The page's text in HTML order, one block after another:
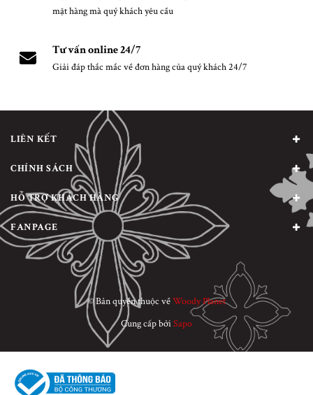
mặt hàng mà quý khách yêu cầu
Tư vấn online 24/7
Giải đáp thắc mắc về đơn hàng của quý khách 24/7
LIÊN KẾT
CHÍNH SÁCH
HỖ TRỢ KHÁCH HÀNG
FANPAGE
© Bản quyền thuộc vềWoody Planet
Cung cấp bởiSapo